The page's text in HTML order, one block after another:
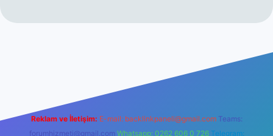
Reklam ve İletişim: E-mail: backlinkpaneli@gmail.com Teams:
forumhizmeti@gmail.com Whatsapp: 0262 606 0 726 Telegram: